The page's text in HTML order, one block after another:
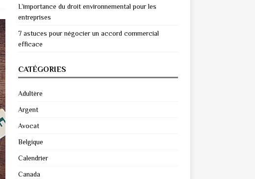
L’importance du droit environnemental pour les
entreprises
7 astuces pour négocier un accord commercial
efficace
CATÉGORIES
Adultère
Argent
Avocat
Belgique
Calendrier
Canada